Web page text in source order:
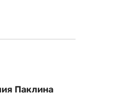
Паклина